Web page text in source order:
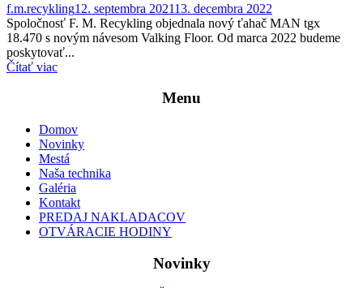
f.m.recykling12. septembra 202113. decembra 2022
Spoločnosť F. M. Recykling objednala nový ťahač MAN tgx
18.470 s novým návesom Valking Floor. Od marca 2022 budeme
poskytovať...
Čítať viac
Menu
Domov
Novinky
Mestá
Naša technika
Galéria
Kontakt
PREDAJ NAKLADACOV
OTVÁRACIE HODINY
Novinky